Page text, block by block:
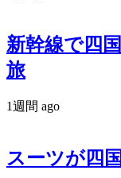
新幹線で四
旅
1週間 ago
スーツが四